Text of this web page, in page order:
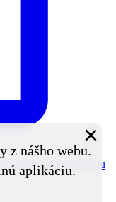
do vášho mobilu
z nášho webu.
aplikáciu.
×